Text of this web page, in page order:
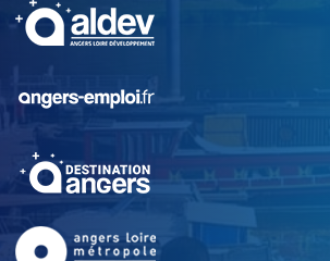
, Ouvre une nouvelle
, Ouvre une nouvelle